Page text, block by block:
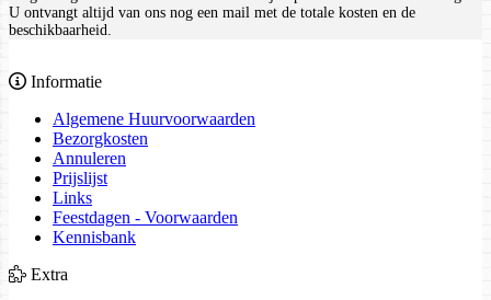
U ontvangt altijd van ons nog een mail met de totale kosten en de
beschikbaarheid.
Informatie
Algemene Huurvoorwaarden
Bezorgkosten
Annuleren
Prijslijst
Links
Feestdagen - Voorwaarden
Kennisbank
Extra